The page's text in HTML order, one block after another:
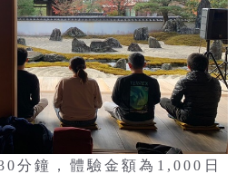
分鐘，體驗金額為1,000日